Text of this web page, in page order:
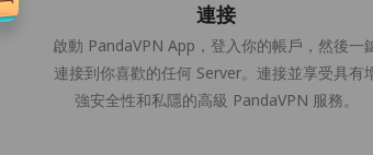
連接
啟動 PandaVPN App，登入你的帳戶，然後一
連接到你喜歡的任何 Server。連接並享受具有
強安全性和私隱的高級 PandaVPN 服務。